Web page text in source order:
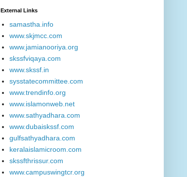
External ‎Links
samastha.info
www.skjmcc.com
www.jamianooriya.org
skssfviqaya.com
www.skssf.in
sysstatecommittee.com
www.trendinfo.org
www.islamonweb.net
www.sathyadhara.com
www.dubaiskssf.com
gulfsathyadhara.com
keralaislamicroom.com
skssfthrissur.com
www.campuswingtcr.org